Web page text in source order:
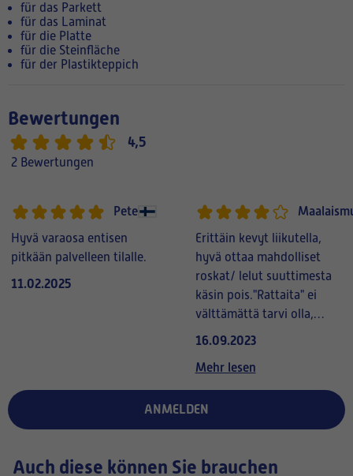
für das Parkett
für das Laminat
für die Platte
für die Steinfläche
für der Plastikteppich
Bewertungen
4,5
2 Bewertungen
Pete
Hyvä varaosa entisen
pitkään palvelleen tilalle.
11.02.2025
Erittäin kevyt liikutella,
hyvä ottaa mahdolliset
roskat/ lelut suuttimesta
käsin pois."Rattaita" ei
välttämättä tarvi olla,
niihin takertuu
työssäni käyttänyt
sellaista erimerkkistä ja se
toimii ihan hyvin.
16.09.2023
Mehr lesen
ANMELDEN
Auch diese können Sie brauchen